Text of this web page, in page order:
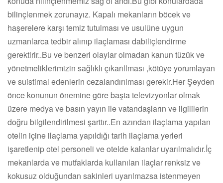
bilinçlenmek zorunayız. Kapalı mekanların böcek ve
haşerelere karşı temiz tutulması ve usulüne uygun
uzmanlarca tedbir alınıp ilaçlaması dabiliçlendirme
gerektirir..Bu ve benzeri olaylar olmadan kanun tüzük ve
yönetmeliklerimizin sağlıklı çıkarıllması ,kötüye yorumlayan
ve suistimal edenlerin cezalandırılması gerekir.Her Şeyden
önce konunun önemine göre başta televizyonlar olmak
üzere medya ve basın yayın ile vatandaşların ve ilgililerin
doğru bilgilendirilmesi şarttır..En azından ilaçlama yapılan
otelin içine ilaçlama yapıldığı tarih ilaçlama yerleri
işaretlenip otel personeli ve otelde kalanlar uyarılmalıdır.İç
mekanlarda ve mutfaklarda kullanılan ilaçlar renksiz ve
kokusuz olduğundan sakinleri uyarılmazsa istenmeyen